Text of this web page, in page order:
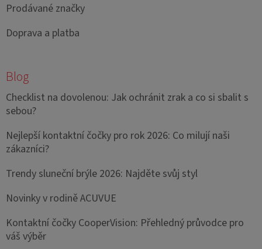
Prodávané značky
Doprava a platba
Blog
Checklist na dovolenou: Jak ochránit zrak a co si sbalit s
sebou?
Nejlepší kontaktní čočky pro rok 2026: Co milují naši
zákazníci?
Trendy sluneční brýle 2026: Najděte svůj styl
Novinky v rodině ACUVUE
Kontaktní čočky CooperVision: Přehledný průvodce pro
váš výběr